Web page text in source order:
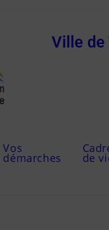
Ville de
Vos
démarches de